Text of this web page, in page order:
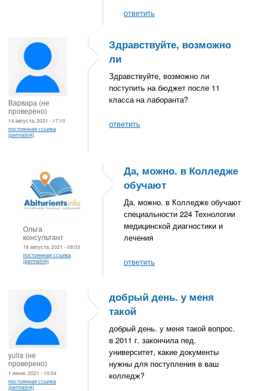
ответить
Варвара (не
проверено)
14 августа, 2021 - 17:10
постоянная ссылка
(permalink)
Здравствуйте, возможно
ли
Здравствуйте, возможно ли
поступить на бюджет после 11
класса на лаборанта?
ответить
Ольга
консультант
16 августа, 2021 - 08:03
постоянная ссылка
(permalink)
Да, можно. в Колледже
обучают
Да, можно. в Колледже обучают
специальности 224 Технологии
медицинской диагностики и
лечения
ответить
yulia (не
проверено)
1 июня, 2021 - 10:04
постоянная ссылка
(permalink)
добрый день. у меня
такой
добрый день. у меня такой вопрос.
в 2011 г. закончила пед.
университет, какие документы
нужны для поступления в ваш
колледж?